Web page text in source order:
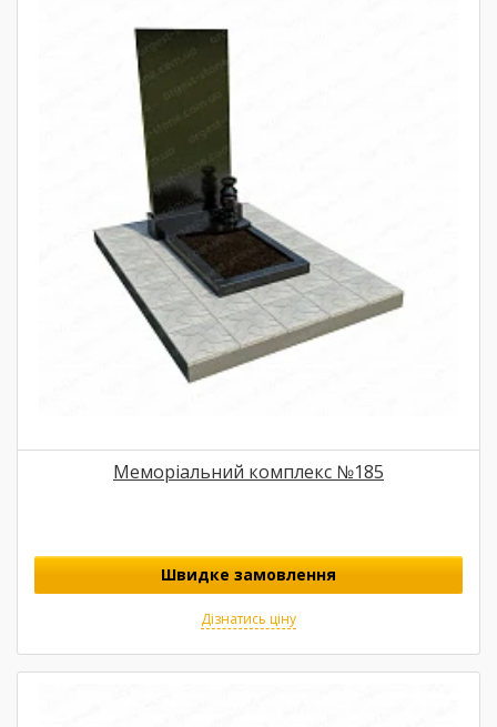
Меморіальний комплекс №185
Швидке замовлення
Дізнатись ціну